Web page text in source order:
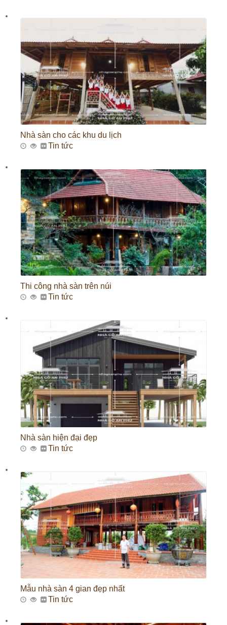
Nhà sàn cho các khu du lịch
Tin tức
Thi công nhà sàn trên núi
Tin tức
Nhà sàn hiện đại đẹp
Tin tức
Mẫu nhà sàn 4 gian đẹp nhất
Tin tức